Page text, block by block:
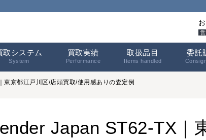
取システム
System
買取実績
Performance
取扱品目
Items handled
委託
京都江戸川区/店頭買取/使用感ありの査定例
Japan ST62-TX｜